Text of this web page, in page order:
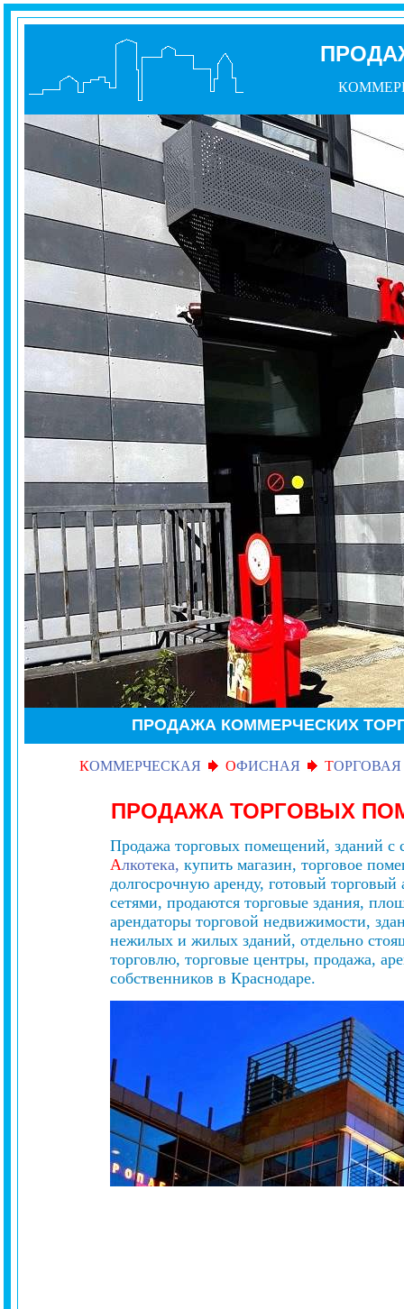
ПРОДАЖА КОММЕРЧЕСКИХ
КОММЕРЧЕСКАЯ ОФИСНАЯ ТОРГОВАЯ
ПРОДАЖА ТОРГОВЫХ
Продажа торговых помещений, зданий с
Алкотека, купить магазин, торговое
долгосрочную аренду, готовый
сетями, продаются торговые здания,
арендаторы торговой недвижимости,
нежилых и жилых зданий, отдельно
торговлю, торговые центры, продажа,
собственников в Краснодаре.